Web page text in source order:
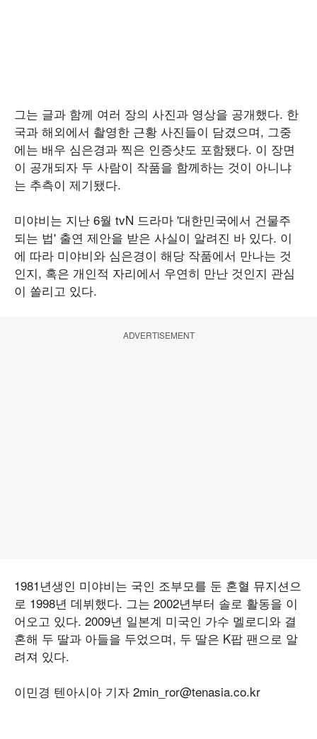
그는 글과 함께 여러 장의 사진과 영상을 공개했다. 한
국과 해외에서 촬영한 근황 사진들이 담겼으며, 그중
에는 배우 심은경과 찍은 인증샷도 포함됐다. 이 장면
이 공개되자 두 사람이 작품을 함께하는 것이 아니냐
는 추측이 제기됐다.
미야비는 지난 6월 tvN 드라마 '대한민국에서 건물주
되는 법' 출연 제안을 받은 사실이 알려진 바 있다. 이
에 따라 미야비와 심은경이 해당 작품에서 만나는 것
인지, 혹은 개인적 자리에서 우연히 만난 것인지 관심
이 쏠리고 있다.
ADVERTISEMENT
1981년생인 미야비는 국인 조부모를 둔 혼혈 뮤지션으
로 1998년 데뷔했다. 그는 2002년부터 솔로 활동을 이
어오고 있다. 2009년 일본계 미국인 가수 멜로디와 결
혼해 두 딸과 아들을 두었으며, 두 딸은 K팝 팬으로 알
려져 있다.
이민경 텐아시아 기자 2min_ror@tenasia.co.kr